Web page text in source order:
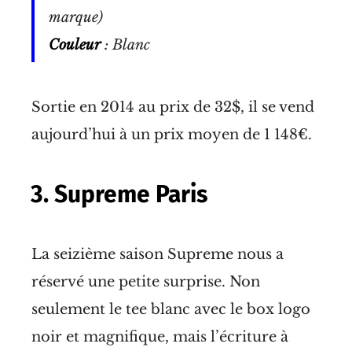
marque)
Couleur: Blanc
Sortie en 2014 au prix de 32$, il se vend
aujourd’hui à un prix moyen de 1 148€.
3. Supreme Paris
La seizième saison Supreme nous a
réservé une petite surprise. Non
seulement le tee blanc avec le box logo
noir et magnifique, mais l’écriture à